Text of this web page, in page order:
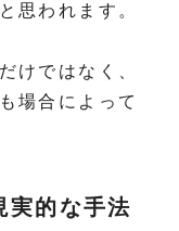
思われます。
けではなく、
場合によって
実的な手法